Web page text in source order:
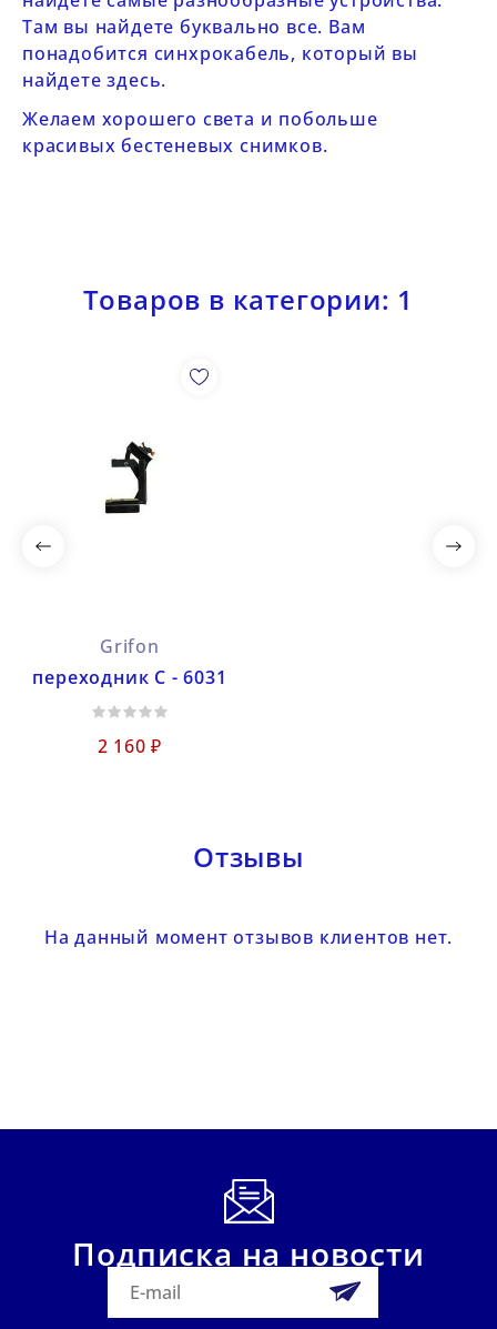
Там вы найдете буквально все. Вам
понадобится синхрокабель, который вы
найдетездесь.
Желаем хорошего света и побольше
красивых бестеневых снимков.
Товаров в категории: 1
Grifon
переходник С - 6031
2 160 ₽
Отзывы
На данный момент отзывов клиентов нет.
Подписка на новости